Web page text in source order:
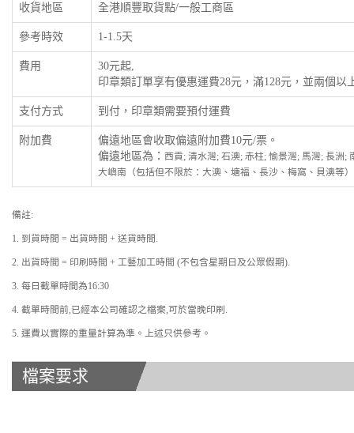
收貨地區 全港順豐取貨點/一般工商區
參考時效 1-1.5天
費用
30元起,
印章類訂單享有優惠運費28元，滿128元，並兩個
支付方式 到付，印章類需要預付運費
附加費
偏遠地區會收取偏遠附加費10元/票。
偏遠地區為： 西貢; 清水灣; 石澳; 赤柱; 愉景灣; 馬灣; 長洲;
大嶼南（包括但不限於：大澳、塘福、長沙、梅窩、貝澳等）
備註:
1. 到貨時間 = 出貨時間 + 送貨時間.
2. 出貨時間 = 印刷時間 + 工藝加工時間 (不包含星期日及公眾假期).
3. 每日截單時間為16:30
4. 截單時間前,已經本公司確認之檔案,可於當晚印刷.
5. 運費以實際的重量計算為準。上述只供參考。
檔案要求